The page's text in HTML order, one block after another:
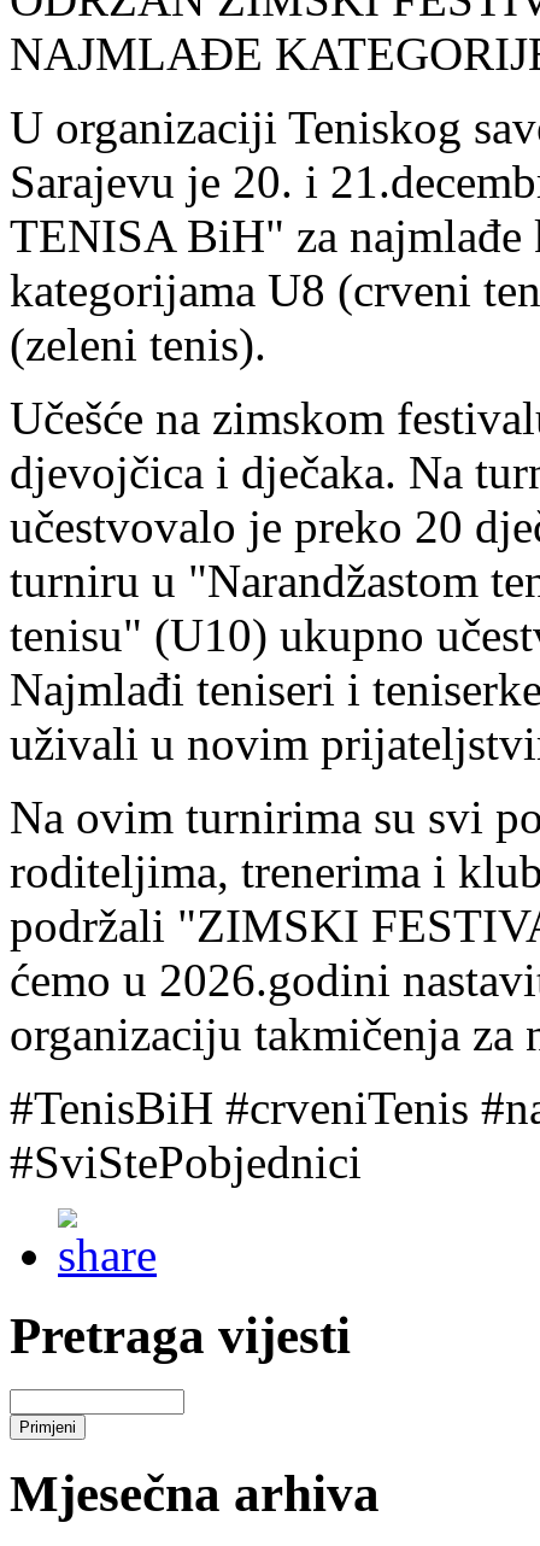
NAJMLAĐE
U organizaciji Teniskog
Sarajevu je 20. i
TENISA BiH" za
kategorijama U8 (crveni
(zeleni tenis).
Učešće na zimskom
djevojčica i dječaka. Na
učestvovalo je preko 20
turniru u "Narandžastom
tenisu" (U10) ukupno
Najmlađi teniseri i
uživali u novim
Na ovim turnirima su svi
roditeljima, trenerima i
podržali "ZIMSKI
ćemo u 2026.godini
organizaciju takmičenja za
#TenisBiH #crveniTenis
#SviStePobjednici
Pretraga vijesti
Mjesečna arhiva